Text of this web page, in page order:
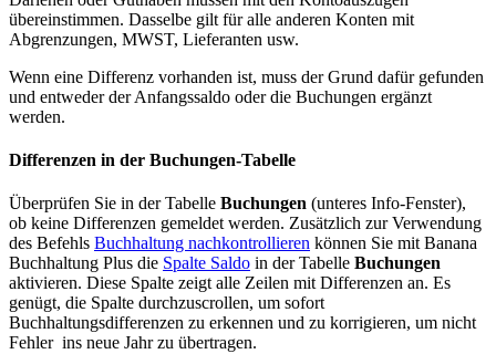
übereinstimmen. Dasselbe gilt für alle anderen Konten mit
Abgrenzungen, MWST, Lieferanten usw.
Wenn eine Differenz vorhanden ist, muss der Grund dafür gefunden
und entweder der Anfangssaldo oder die Buchungen ergänzt
werden.
Differenzen in der Buchungen-Tabelle
Überprüfen Sie in der Tabelle Buchungen (unteres Info-Fenster),
ob keine Differenzen gemeldet werden. Zusätzlich zur Verwendung
des Befehls Buchhaltung nachkontrollieren können Sie mit Banana
Buchhaltung Plus die Spalte Saldo in der Tabelle Buchungen
aktivieren. Diese Spalte zeigt alle Zeilen mit Differenzen an. Es
genügt, die Spalte durchzuscrollen, um sofort
Buchhaltungsdifferenzen zu erkennen und zu korrigieren, um nicht
Fehler ins neue Jahr zu übertragen.